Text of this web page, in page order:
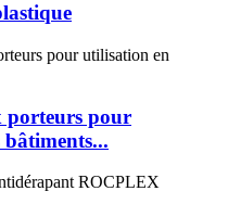
porteurs pour